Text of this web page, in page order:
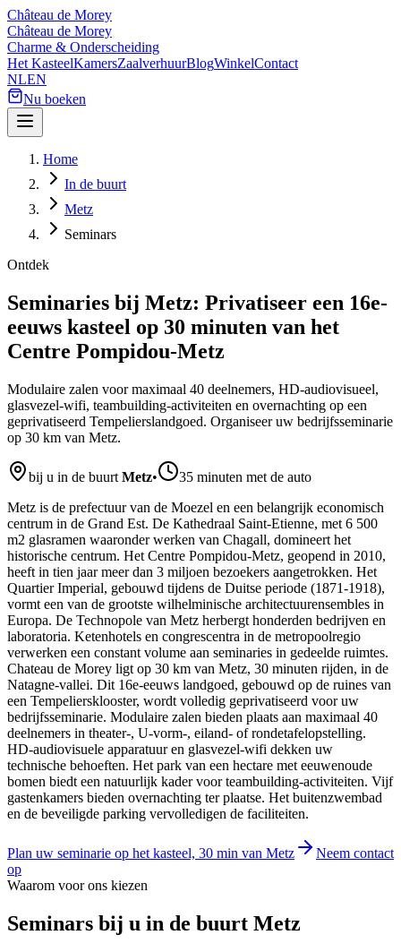
Château de Morey
Château de Morey
Charme & Onderscheiding
Het KasteelKamersZaalverhuurBlogWinkelContact
NLEN
Nu boeken
Home
In de buurt
Metz
Seminars
Ontdek
Seminaries bij Metz: Privatiseer een 16e-
eeuws kasteel op 30 minuten van het
Centre Pompidou-Metz
Modulaire zalen voor maximaal 40 deelnemers, HD-audiovisueel,
glasvezel-wifi, teambuilding-activiteiten en overnachting op een
geprivatiseerd Tempelierslandgoed. Organiseer uw bedrijfsseminarie
op 30 km van Metz.
bij u in de buurt Metz•
35 minuten met de auto
Metz is de prefectuur van de Moezel en een belangrijk economisch
centrum in de Grand Est. De Kathedraal Saint-Etienne, met 6 500
m2 glasramen waaronder werken van Chagall, domineert het
historische centrum. Het Centre Pompidou-Metz, geopend in 2010,
heeft in tien jaar meer dan 3 miljoen bezoekers aangetrokken. Het
Quartier Imperial, gebouwd tijdens de Duitse periode (1871-1918),
vormt een van de grootste wilhelminische architectuurensembles in
Europa. De Technopole van Metz herbergt honderden bedrijven en
laboratoria. Ketenhotels en congrescentra in de metropoolregio
verwerken een constant volume aan seminaries in gedeelde ruimtes.
Chateau de Morey ligt op 30 km van Metz, 30 minuten rijden, in de
Natagne-vallei. Dit 16e-eeuws landgoed, gebouwd op de ruines van
een Tempeliersklooster, wordt volledig geprivatiseerd voor uw
bedrijfsseminarie. Modulaire zalen bieden plaats aan maximaal 40
deelnemers in theater-, U-vorm-, eiland- of rondetafelopstelling.
HD-audiovisuele apparatuur en glasvezel-wifi dekken uw
technische behoeften. Het park van een hectare met eeuwenoude
bomen biedt een natuurlijk kader voor teambuilding-activiteiten. Vijf
gastenkamers bieden overnachting ter plaatse. Het buitenzwembad
en de beveiligde parking vervolledigen de faciliteiten.
Plan uw seminarie op het kasteel, 30 min van Metz
Neem contact
op
Waarom voor ons kiezen
Seminars bij u in de buurt Metz